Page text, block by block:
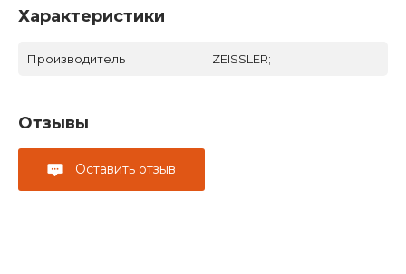
Характеристики
Производитель ZEISSLER;
Отзывы
Оставить отзыв